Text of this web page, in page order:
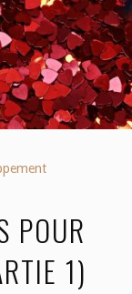
POUR
1)